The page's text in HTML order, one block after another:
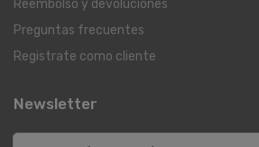
Reembolso y devoluciones
Preguntas frecuentes
Registrate como cliente
Newsletter